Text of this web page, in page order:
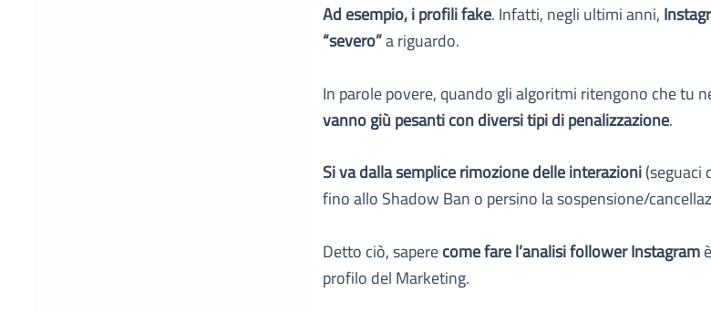
Ad esempio, i profili fake. Infatti, negli ultimi anni,
“severo”a riguardo.
In parole povere, quando gli algoritmi ritengono che tu
vanno giù pesanti con diversi tipi di penalizzazione.
Si va dalla semplice rimozione delle interazioni(seguaci
fino allo Shadow Ban o persino la sospensione/
Detto ciò, saperecome fare l’analisi follower Instagram
profilo del Marketing.